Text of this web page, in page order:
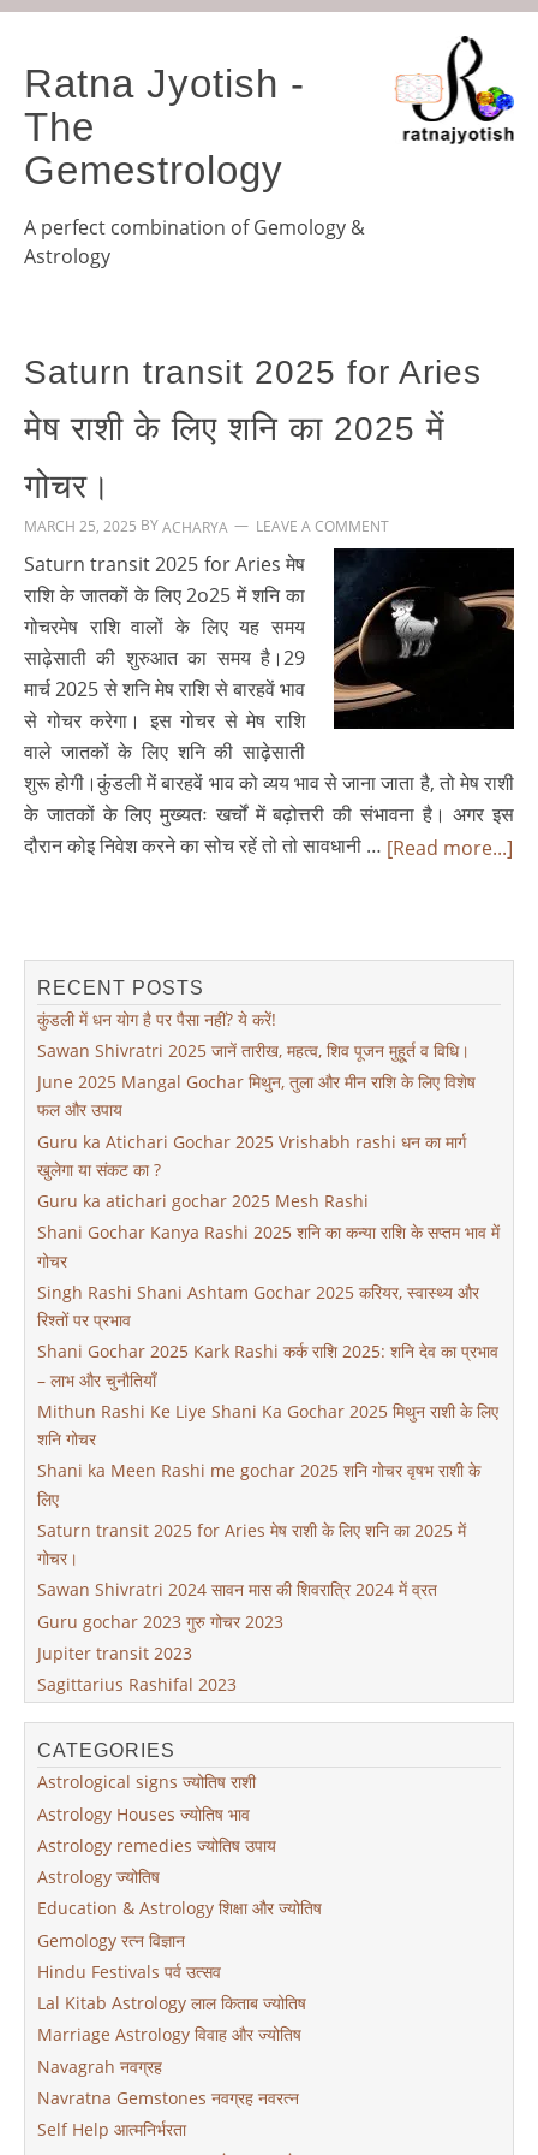
Ratna Jyotish -
The
Gemestrology
A perfect combination of Gemology &
Astrology
Saturn transit 2025 for Aries
मेष राशी के लिए शनि का 2025 में
गोचर।
MARCH 25, 2025 BYACHARYA LEAVE A COMMENT
Saturn transit 2025 for Aries मेष
राशि के जातकों के लिए 2o25 में शनि का
गोचरमेष राशि वालों के लिए यह समय
साढ़ेसाती की शुरुआत का समय है।29
मार्च 2025 से शनि मेष राशि से बारहवें भाव
से गोचर करेगा। इस गोचर से मेष राशि
वाले जातकों के लिए शनि की साढ़ेसाती
शुरू होगी।कुंडली में बारहवें भाव को व्यय भाव से जाना जाता है, तो मेष राशी
के जातकों के लिए मुख्यतः खर्चों में बढ़ोत्तरी की संभावना है। अगर इस
दौरान कोइ निवेश करने का सोच रहें तो तो सावधानी … [Read more...]
RECENT POSTS
कुंडली में धन योग है पर पैसा नहीं? ये करें!
Sawan Shivratri 2025 जानें तारीख, महत्व, शिव पूजन मुहू्र्त व विधि।
June 2025 Mangal Gochar मिथुन, तुला और मीन राशि के लिए विशेष
फल और उपाय
Guru ka Atichari Gochar 2025 Vrishabh rashi धन का मार्ग
खुलेगा या संकट का ?
Guru ka atichari gochar 2025 Mesh Rashi
Shani Gochar Kanya Rashi 2025 शनि का कन्या राशि के सप्तम भाव में
गोचर
Singh Rashi Shani Ashtam Gochar 2025 करियर, स्वास्थ्य और
रिश्तों पर प्रभाव
Shani Gochar 2025 Kark Rashi कर्क राशि 2025: शनि देव का प्रभाव
– लाभ और चुनौतियाँ
Mithun Rashi Ke Liye Shani Ka Gochar 2025 मिथुन राशी के लिए
शनि गोचर
Shani ka Meen Rashi me gochar 2025 शनि गोचर वृषभ राशी के
लिए
Saturn transit 2025 for Aries मेष राशी के लिए शनि का 2025 में
गोचर।
Sawan Shivratri 2024 सावन मास की शिवरात्रि 2024 में व्रत
Guru gochar 2023 गुरु गोचर 2023
Jupiter transit 2023
Sagittarius Rashifal 2023
CATEGORIES
Astrological signs ज्योतिष राशी
Astrology Houses ज्योतिष भाव
Astrology remedies ज्योतिष उपाय
Astrology ज्योतिष
Education & Astrology शिक्षा और ज्योतिष
Gemology रत्न विज्ञान
Hindu Festivals पर्व उत्सव
Lal Kitab Astrology लाल किताब ज्योतिष
Marriage Astrology विवाह और ज्योतिष
Navagrah नवग्रह
Navratna Gemstones नवग्रह नवरत्न
Self Help आत्मनिर्भरता